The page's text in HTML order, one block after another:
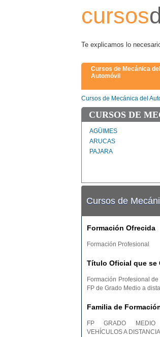
cursos
Te explicamos lo
Cursos de Mecánica del
Automóvil
Cursos de Mecánica del
CURSOS DE
AGÜIMES
ARUCAS
PAJARA
Cursos de
Formación Ofrecida
Formación Profesional
Título Oficial que se
Formación Profesional
FP de Grado Medio a
Familia de
FP GRADO MEDIO
VEHÍCULOS A DISTANCIA